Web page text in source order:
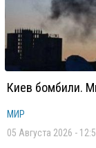
Киев бомбили.
МИР
05 Августа 2026 -